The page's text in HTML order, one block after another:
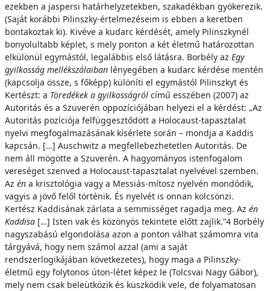
ezekben a jaspersi határhelyzetekben, szakadékban gyökerezik.
(Saját korábbi Pilinszky-értelmezéseim is ebben a keretben
bontakoztak ki). Kivéve a kudarc kérdését, amely Pilinszkynél
bonyolultabb képlet, s mely ponton a két életmű határozottan
elkülönül egymástól, legalábbis első látásra. Borbély az Egy
gyilkosság mellékszálaiban lényegében a kudarc kérdése mentén
(kapcsolja össze, s főképp) különíti el egymástól Pilinszkyt és
Kertészt: a Töredékek a gyilkosságról című esszében (2007) az
Autoritás és a Szuverén oppozíciójában helyezi el a kérdést: „Az
Autoritás pozíciója felfüggesztődött a Holocaust-tapasztalat
nyelvi megfogalmazásának kísérlete során – mondja a Kaddis
kapcsán. […] Auschwitz a megfellebezhetetlen Autoritás. De
nem áll mögötte a Szuverén. A hagyományos istenfogalom
vereséget szenved a Holocaust-tapasztalat nyelvével szemben.
Az én a krisztológia vagy a Messiás-mítosz nyelvén mondódik,
vagyis a jövő felől történik. És nyelvét is onnan kölcsönzi.
Kertész Kaddisának zárlata a semmisséget ragadja meg. Az én
Kaddisa […] Isten vak és közönyös tekintete előtt zajlik.”4 Borbély
nagyszabású elgondolása azon a ponton válhat számomra vita
tárgyává, hogy nem számol azzal (ami a saját
rendszerlogikájában következetes), hogy maga a Pilinszky-
életmű egy folytonos úton-létet képez le (Tolcsvai Nagy Gábor),
mely nem csak beleütközik és küszködik vele, de folyamatosan